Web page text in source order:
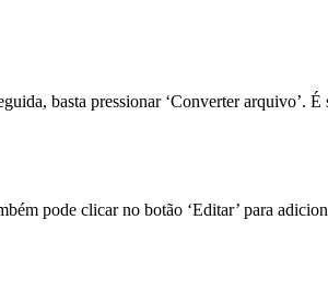
basta pressionar ‘Converter arquivo’. É
pode clicar no botão ‘Editar’ para